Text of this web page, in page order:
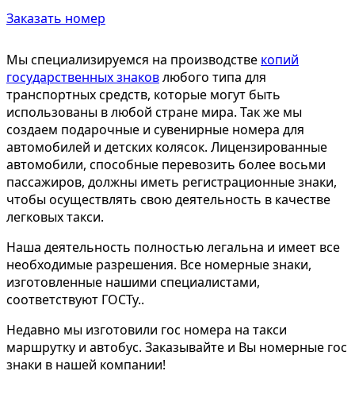
Заказать номер
Мы специализируемся на производстве копий
государственных знаковлюбого типа для
транспортных средств, которые могут быть
использованы в любой стране мира. Так же мы
создаем подарочные и сувенирные номера для
автомобилей и детских колясок. Лицензированные
автомобили, способные перевозить более восьми
пассажиров, должны иметь регистрационные знаки,
чтобы осуществлять свою деятельность в качестве
легковых такси.
Наша деятельность полностью легальна и имеет все
необходимые разрешения. Все номерные знаки,
изготовленные нашими специалистами,
соответствуют ГОСТу..
Недавно мы изготовили гос номера на такси
маршрутку и автобус. Заказывайте и Вы номерные гос
знаки в нашей компании!